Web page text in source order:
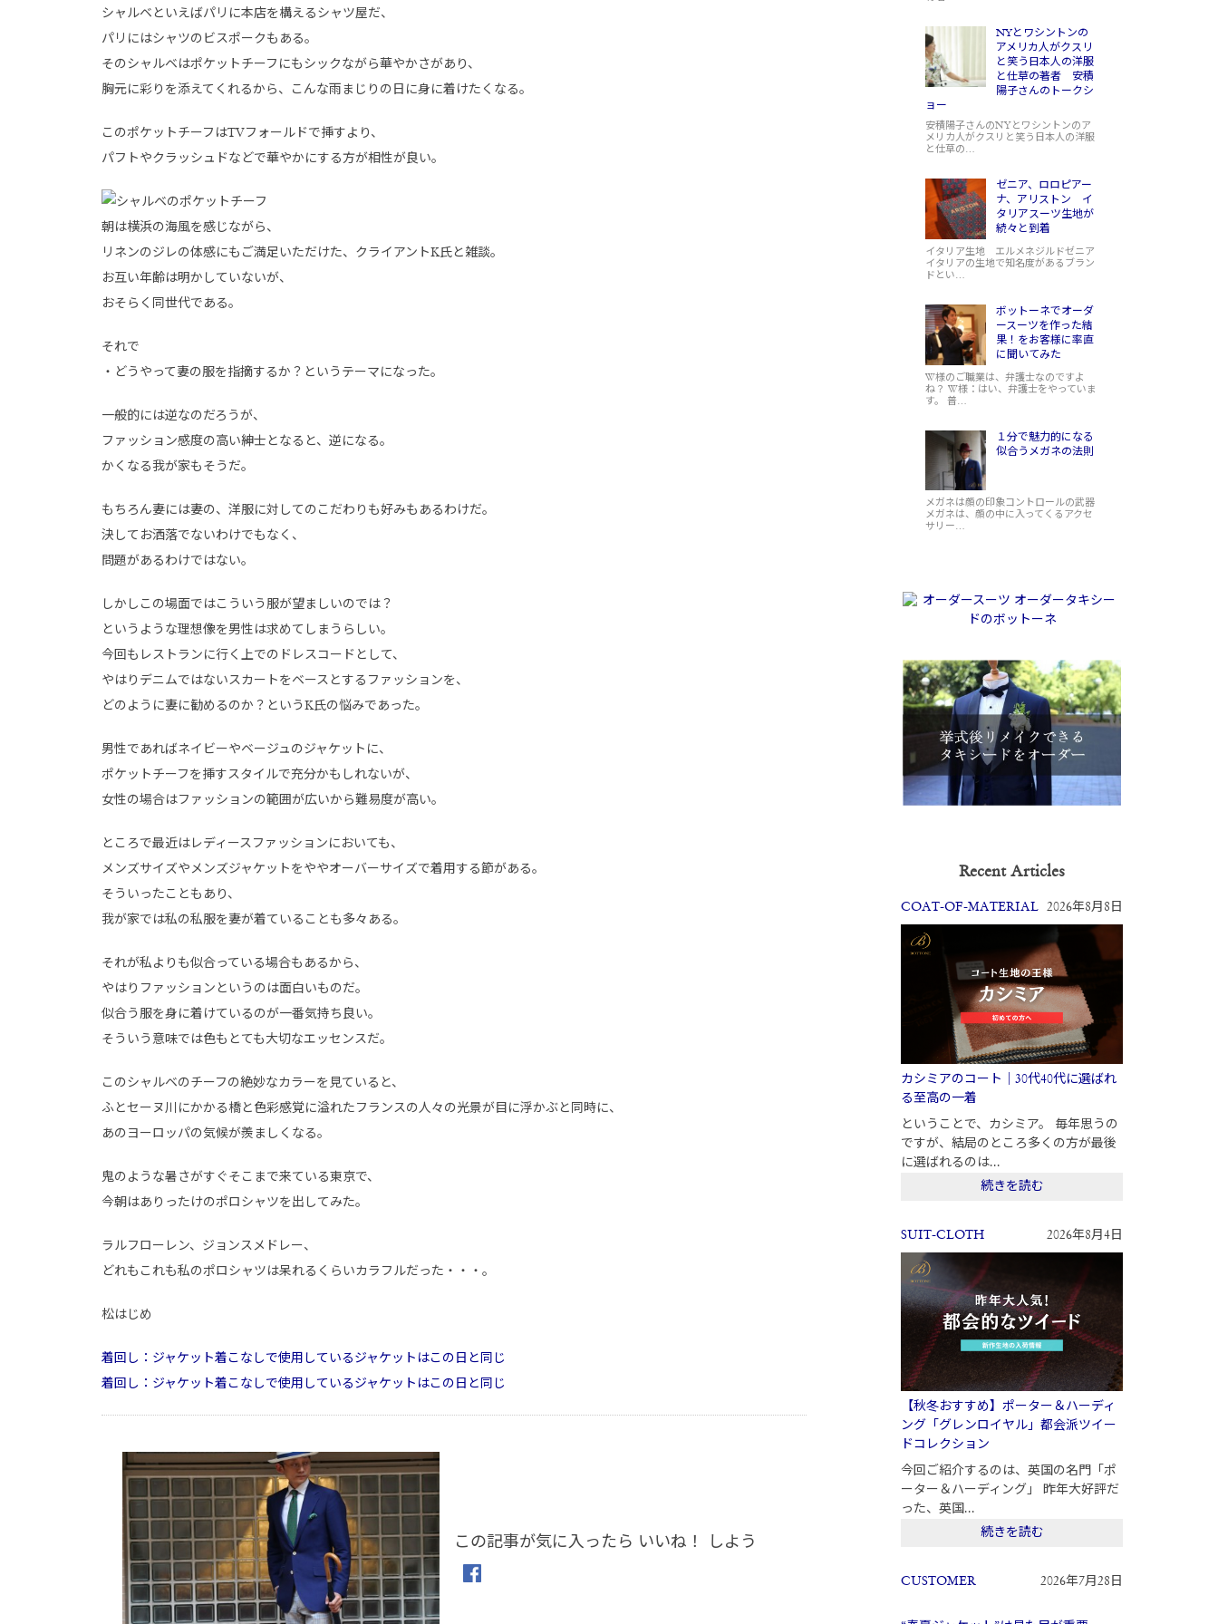
シャルベといえばパリに本店を構えるシャツ屋だ、
パリにはシャツのビスポークもある。
そのシャルベはポケットチーフにもシックながら華やかさがあり、
胸元に彩りを添えてくれるから、こんな雨まじりの日に身に着けたくなる。
このポケットチーフはTVフォールドで挿すより、
パフトやクラッシュドなどで華やかにする方が相性が良い。
朝は横浜の海風を感じながら、
リネンのジレの体感にもご満足いただけた、クライアントK氏と雑談。
お互い年齢は明かしていないが、
おそらく同世代である。
それで
・どうやって妻の服を指摘するか？というテーマになった。
一般的には逆なのだろうが、
ファッション感度の高い紳士となると、逆になる。
かくなる我が家もそうだ。
もちろん妻には妻の、洋服に対してのこだわりも好みもあるわけだ。
決してお洒落でないわけでもなく、
問題があるわけではない。
しかしこの場面ではこういう服が望ましいのでは？
というような理想像を男性は求めてしまうらしい。
今回もレストランに行く上でのドレスコードとして、
やはりデニムではないスカートをベースとするファッションを、
どのように妻に勧めるのか？というK氏の悩みであった。
男性であればネイビーやベージュのジャケットに、
ポケットチーフを挿すスタイルで充分かもしれないが、
女性の場合はファッションの範囲が広いから難易度が高い。
ところで最近はレディースファッションにおいても、
メンズサイズやメンズジャケットをややオーバーサイズで着用する節がある。
そういったこともあり、
我が家では私の私服を妻が着ていることも多々ある。
それが私よりも似合っている場合もあるから、
やはりファッションというのは面白いものだ。
似合う服を身に着けているのが一番気持ち良い。
そういう意味では色もとても大切なエッセンスだ。
このシャルベのチーフの絶妙なカラーを見ていると、
ふとセーヌ川にかかる橋と色彩感覚に溢れたフランスの人々の光景が目に浮かぶと同時に、
あのヨーロッパの気候が羨ましくなる。
鬼のような暑さがすぐそこまで来ている東京で、
今朝はありったけのポロシャツを出してみた。
ラルフローレン、ジョンスメドレー、
どれもこれも私のポロシャツは呆れるくらいカラフルだった・・・。
松はじめ
着回し：ジャケット着こなしで使用しているジャケットはこの日と同じ
着回し：ジャケット着こなしで使用しているジャケットはこの日と同じ
この記事が気に入ったら いいね！ しよう
NYとワシントンの
アメリカ人がクスリ
と笑う日本人の洋服
と仕草の著者 安積
陽子さんのトークシ
ョー
安積陽子さんのNYとワシントンのア
メリカ人がクスリと笑う日本人の洋服
と仕草の…
ゼニア、ロロピアー
ナ、アリストン イ
タリアスーツ生地が
続々と到着
イタリア生地 エルメネジルドゼニア
イタリアの生地で知名度があるブラン
ドとい…
ボットーネでオーダ
ースーツを作った結
果！をお客様に率直
に聞いてみた
W様のご職業は、弁護士なのですよ
ね？ W様：はい、弁護士をやっていま
す。 普…
１分で魅力的になる
似合うメガネの法則
メガネは顔の印象コントロールの武器
メガネは、顔の中に入ってくるアクセ
サリー…
Recent Articles
COAT-OF-MATERIAL 2026年8月8日
カシミアのコート｜30代40代に選ばれ
る至高の一着
ということで、カシミア。 毎年思うの
ですが、結局のところ多くの方が最後
に選ばれるのは...
続きを読む
SUIT-CLOTH 2026年8月4日
【秋冬おすすめ】ポーター＆ハーディ
ング「グレンロイヤル」都会派ツイー
ドコレクション
今回ご紹介するのは、英国の名門「ポ
ーター＆ハーディング」 昨年大好評だ
った、英国...
続きを読む
CUSTOMER 2026年7月28日